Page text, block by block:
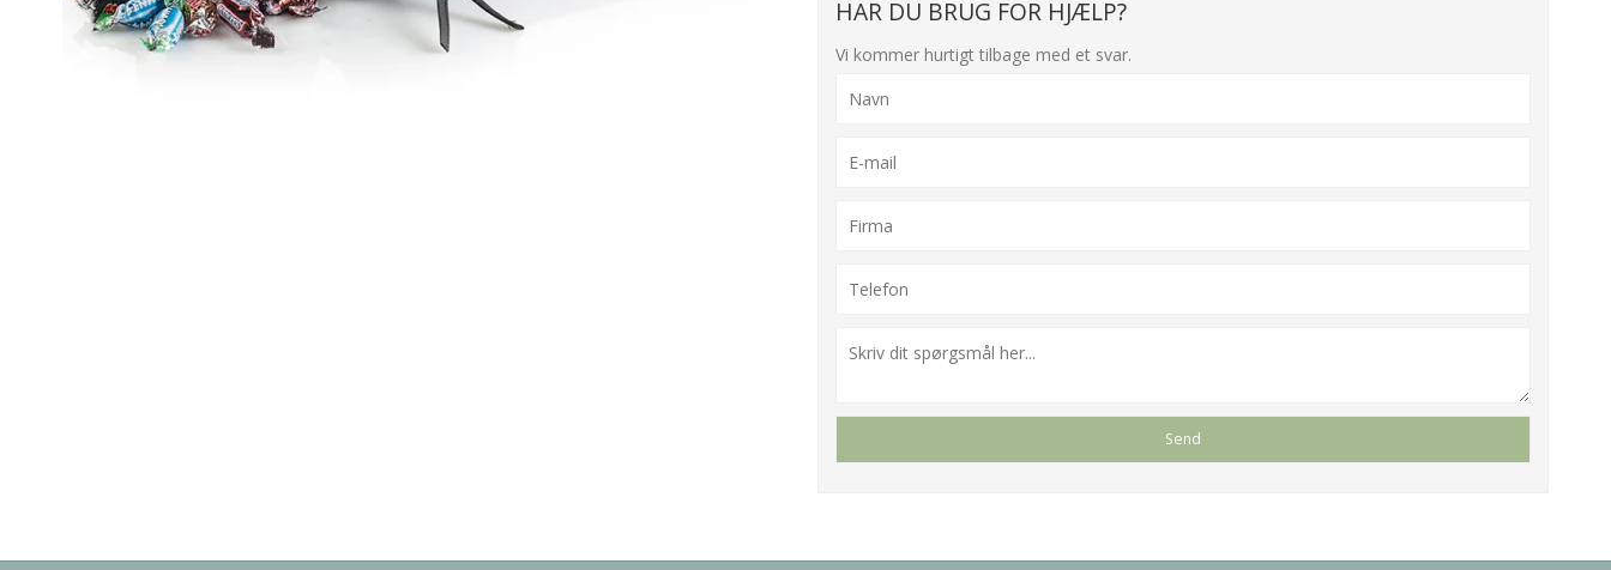
HAR DU BRUG FOR HJÆLP?
Vi kommer hurtigt tilbage med et svar.